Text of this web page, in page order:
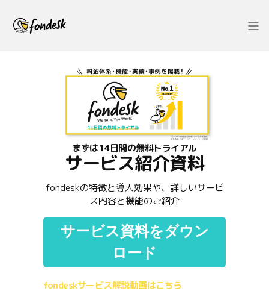
まずは14日間の無料トライアル
サービス紹介資料
fondeskの特徴と導入効果や、詳しいサービ
ス内容と機能のご紹介
サービス資料をダウン
ロード
fondeskサービス解説動画はこちら